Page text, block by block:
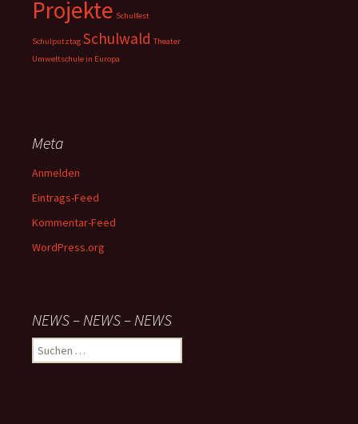
Projekte Schulfest
Schulputztag Schulwald Theater
Umweltschule in Europa
Meta
Anmelden
Eintrags-Feed
Kommentar-Feed
WordPress.org
NEWS – NEWS – NEWS
Suchen
nach: